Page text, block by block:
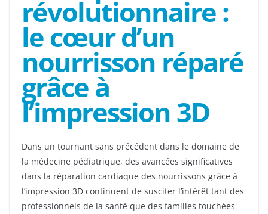
révolutionnaire :
le cœur d’un
nourrisson réparé
grâce à
l’impression 3D
Dans un tournant sans précédent dans le domaine de
la médecine pédiatrique, des avancées significatives
dans la réparation cardiaque des nourrissons grâce à
l’impression 3D continuent de susciter l’intérêt tant des
professionnels de la santé que des familles touchées